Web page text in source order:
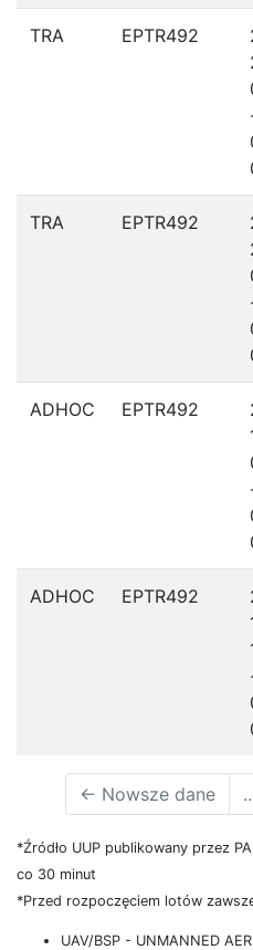
TRA EPTR492
TRA EPTR492
ADHOC EPTR492
ADHOC EPTR492
← Nowsze dane
*Źródło UUP publikowany przez
co 30 minut
*Przed rozpoczęciem lotów
UAV/BSP - UNMANNED